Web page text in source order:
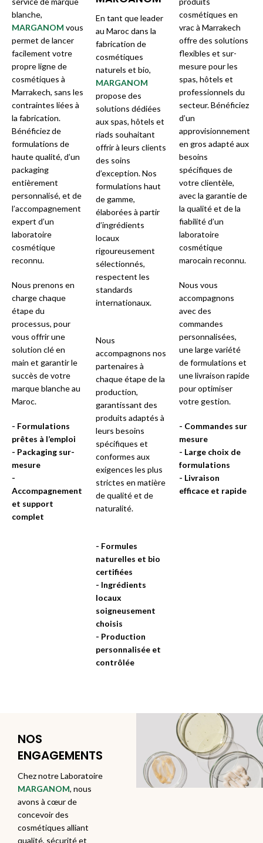
blanche,
MARGANOM vous
permet de lancer
facilement votre
propre ligne de
cosmétiques à
Marrakech, sans les
contraintes liées à
la fabrication.
Bénéficiez de
formulations de
haute qualité, d’un
packaging
entièrement
personnalisé, et de
l’accompagnement
expert d’un
laboratoire
cosmétique
reconnu.
Nous prenons en
charge chaque
étape du
processus, pour
vous offrir une
solution clé en
main et garantir le
succès de votre
marque blanche au
Maroc.
- Formulations
prêtes à l’emploi
- Packaging sur-
mesure
-
Accompagnement
et support
complet
En tant que leader
au Maroc dans la
fabrication de
cosmétiques
naturels et bio,
MARGANOM
propose des
solutions dédiées
aux spas, hôtels et
riads souhaitant
offrir à leurs clients
des soins
d’exception. Nos
formulations haut
de gamme,
élaborées à partir
d’ingrédients
locaux
rigoureusement
sélectionnés,
respectent les
standards
internationaux.
Nous
accompagnons nos
partenaires à
chaque étape de la
production,
garantissant des
produits adaptés à
leurs besoins
spécifiques et
conformes aux
exigences les plus
strictes en matière
de qualité et de
naturalité.
- Formules
naturelles et bio
certifiées
- Ingrédients
locaux
soigneusement
choisis
- Production
personnalisée et
contrôlée
cosmétiques en
vrac à Marrakech
offre des solutions
flexibles et sur-
mesure pour les
spas, hôtels et
professionnels du
secteur. Bénéficiez
d’un
approvisionnement
en gros adapté aux
besoins
spécifiques de
votre clientèle,
avec la garantie de
la qualité et de la
fiabilité d’un
laboratoire
cosmétique
marocain reconnu.
Nous vous
accompagnons
avec des
commandes
personnalisées,
une large variété
de formulations et
une livraison rapide
pour optimiser
votre gestion.
- Commandes sur
mesure
- Large choix de
formulations
- Livraison
efficace et rapide
NOS
ENGAGEMENTS
Chez notre Laboratoire
MARGANOM, nous
avons à cœur de
concevoir des
cosmétiques alliant
qualité, sécurité et